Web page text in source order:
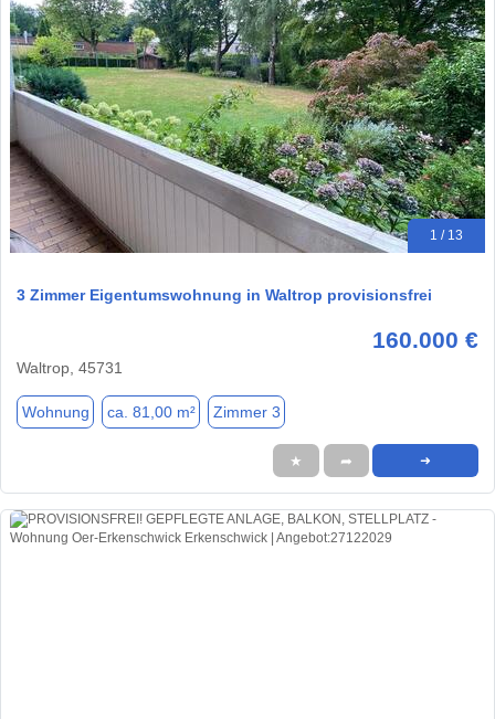
1 / 13
3 Zimmer Eigentumswohnung in Waltrop provisionsfrei
160.000 €
Waltrop, 45731
Wohnung ca. 81,00 m² Zimmer 3
★ ➦ ➜